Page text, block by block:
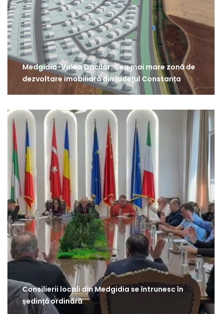
Medgidia-Valea Dacilor: Cea mai mare zonă de
dezvoltare imobiliară din județul Constanța
Consilierii locali din Medgidia se întrunesc în
ședință ordinară